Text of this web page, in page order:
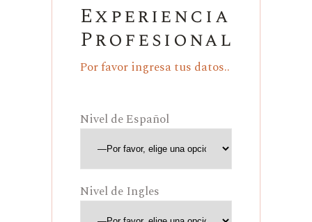
Experiencia
Profesional
Por favor ingresa tus datos..
Nivel de Español
Nivel de Ingles